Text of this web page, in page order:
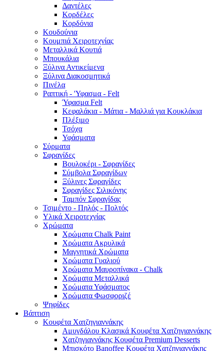
Δαντέλες
Κορδέλες
Κορδόνια
Κουδούνια
Κουμπιά Χειροτεχνίας
Μεταλλικά Κουτιά
Μπουκάλια
Ξύλινα Αντικείμενα
Ξύλινα Διακοσμητικά
Πινέλα
Ραπτική - 'Υφασμα - Felt
Ύφασμα Felt
Κεφαλάκια - Μάτια - Μαλλιά για Κουκλάκια
Πλέξιμο
Τσόχα
Υφάσματα
Σύρματα
Σφραγίδες
Βουλοκέρι - Σφραγίδες
Σύμβολα Σφραγίδων
Ξύλινες Σφραγίδες
Σφραγίδες Σιλικόνης
Ταμπόν Σφραγίδας
Τσιμέντο - Πηλός - Πολτός
Υλικά Χειροτεχνίας
Χρώματα
Χρώματα Chalk Paint
Χρώματα Ακρυλικά
Μαγνητικά Χρώματα
Χρώματα Γυαλιού
Χρώματα Μαυροπίνακα - Chalk
Χρώματα Μεταλλικά
Χρώματα Υφάσματος
Χρώματα Φωσφοριζέ
Ψηφίδες
Βάπτιση
Κουφέτα Χατζηγιαννάκης
Αμυγδάλου Κλασικά Κουφέτα Χατζηγιαννάκης
Χατζηγιαννάκης Κουφέτα Premium Desserts
Μπισκότο Banoffee Κουφέτα Χατζηγιαννάκης